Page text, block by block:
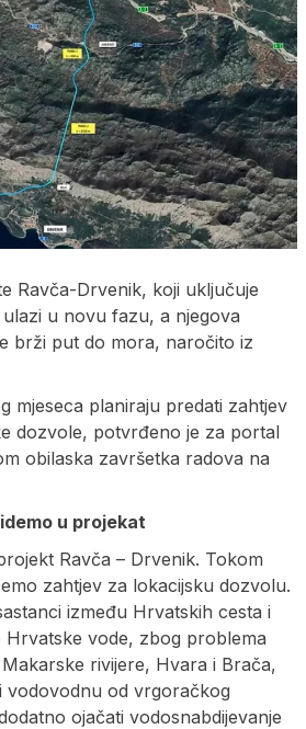
Ravča-Drvenik, koji uključuje
u novu fazu, a njegova
brži put do mora, naročito iz
mjeseca planiraju predati zahtjev
dozvole, potvrđeno je za portal
obilaska završetka radova na
u projekat
Ravča – Drvenik. Tokom
zahtjev za lokacijsku dozvolu.
između Hrvatskih cesta i
vode, zbog problema
rivijere, Hvara i Brača,
od vrgoračkog
ojačati vodosnabdijevanje